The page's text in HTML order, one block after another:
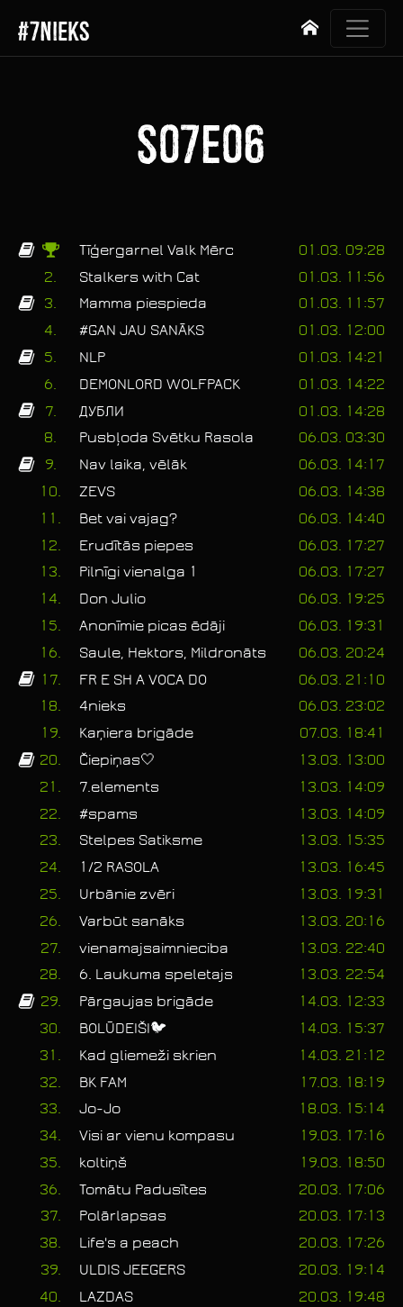
#7NIEKS Sākums
S07E06
Tīģergarnel Valk Mērc
01.03. 09:28
2.
Stalkers with Cat
01.03. 11:56
3.
Mamma piespieda
01.03. 11:57
4.
#GAN JAU SANĀKS
01.03. 12:00
5.
NLP
01.03. 14:21
6.
DEMONLORD WOLFPACK
01.03. 14:22
7.
ДУБЛИ
01.03. 14:28
8.
Pusbļoda Svētku Rasola
06.03. 03:30
9.
Nav laika, vēlāk
06.03. 14:17
10.
ZEVS
06.03. 14:38
11.
Bet vai vajag?
06.03. 14:40
12.
Erudītās piepes
06.03. 17:27
13.
Pilnīgi vienalga 1
06.03. 17:27
14.
Don Julio
06.03. 19:25
15.
Anonīmie picas ēdāji
06.03. 19:31
16.
Saule, Hektors, Mildronāts
06.03. 20:24
17.
FR E SH A VOCA DO
06.03. 21:10
18.
4nieks
06.03. 23:02
19.
Kaņiera brigāde
07.03. 18:41
20.
Čiepiņas🤍
13.03. 13:00
21.
7.elements
13.03. 14:09
22.
#spams
13.03. 14:09
23.
Stelpes Satiksme
13.03. 15:35
24.
1/2 RASOLA
13.03. 16:45
25.
Urbānie zvēri
13.03. 19:31
26.
Varbūt sanāks
13.03. 20:16
27.
vienamajsaimnieciba
13.03. 22:40
28.
6. Laukuma speletajs
13.03. 22:54
29.
Pārgaujas brigāde
14.03. 12:33
30.
BOLŪDEIŠI🐦
14.03. 15:37
31.
Kad gliemeži skrien
14.03. 21:12
32.
BK FAM
17.03. 18:19
33.
Jo-Jo
18.03. 15:14
34.
Visi ar vienu kompasu
19.03. 17:16
35.
koltiņš
19.03. 18:50
36.
Tomātu Padusītes
20.03. 17:06
37.
Polārlapsas
20.03. 17:13
38.
Life's a peach
20.03. 17:26
39.
ULDIS JEEGERS
20.03. 19:14
40.
LAZDAS
20.03. 19:48